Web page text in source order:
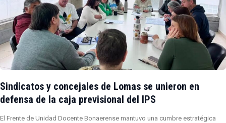
Sindicatos y concejales de Lomas se unieron en
defensa de la caja previsional del IPS
El Frente de Unidad Docente Bonaerense mantuvo una cumbre estratégica